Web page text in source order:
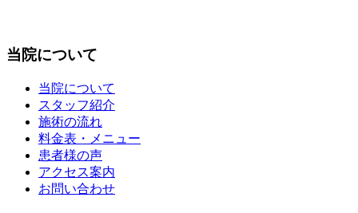
当院について
当院について
スタッフ紹介
施術の流れ
料金表・メニュー
患者様の声
アクセス案内
お問い合わせ